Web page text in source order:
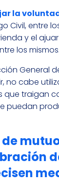
la
Civil, entre
y el
los mismos.
General
no cabe
que traigan
puedan